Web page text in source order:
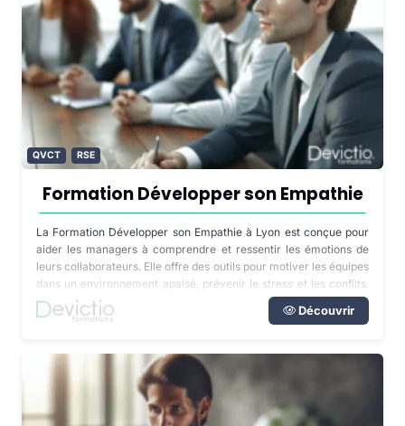
QVCT RSE
Formation Développer son Empathie
La Formation Développer son Empathie à Lyon est conçue pour
aider les managers à comprendre et ressentir les émotions de
leurs collaborateurs. Elle offre des outils pour motiver les équipes
dans un environnement apaisé, prévenir le stress et les conflits,
et favoriser la coopération.
Découvrir